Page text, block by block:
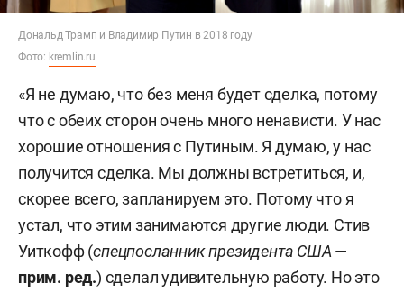
Дональд Трамп и Владимир Путин в 2018 году
Фото: kremlin.ru
«Я не думаю, что без меня будет сделка, потому
что с обеих сторон очень много ненависти. У нас
хорошие отношения с Путиным. Я думаю, у нас
получится сделка. Мы должны встретиться, и,
скорее всего, запланируем это. Потому что я
устал, что этим занимаются другие люди. Стив
Уиткофф (спецпосланник президента США—
прим. ред.) сделал удивительную работу. Но это